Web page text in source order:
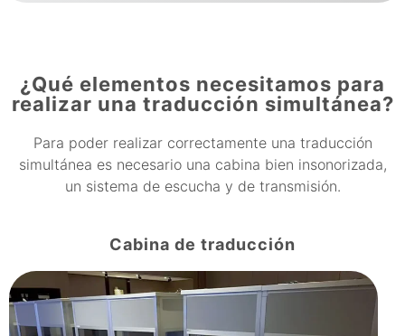
¿Qué elementos necesitamos para
realizar una traducción simultánea?
Para poder realizar correctamente una traducción
simultánea es necesario una cabina bien insonorizada,
un sistema de escucha y de transmisión.
Cabina de traducción